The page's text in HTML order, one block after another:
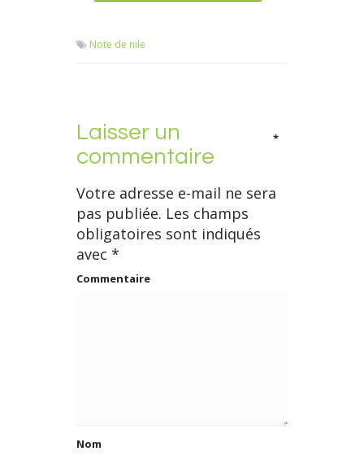
Note de nile
Laisser un
commentaire
Votre adresse e-mail ne sera
pas publiée. Les champs
obligatoires sont indiqués
avec *
Commentaire
*
Nom